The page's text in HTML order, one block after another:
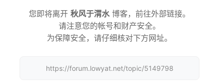
您即将离开 秋风于渭水博客，前往外部链接。
请注意您的帐号和财产安全。
为保障安全，请仔细核对下方网址。
https://forum.lowyat.net/topic/5149798